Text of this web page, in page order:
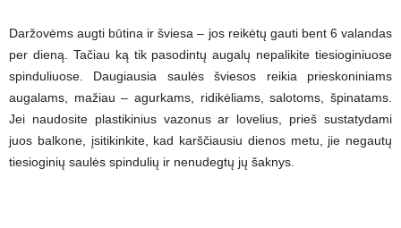
Daržovėms augti būtina ir šviesa – jos reikėtų gauti bent 6 valandas
per dieną. Tačiau ką tik pasodintų augalų nepalikite tiesioginiuose
spinduliuose. Daugiausia saulės šviesos reikia prieskoniniams
augalams, mažiau – agurkams, ridikėliams, salotoms, špinatams.
Jei naudosite plastikinius vazonus ar lovelius, prieš sustatydami
juos balkone, įsitikinkite, kad karščiausiu dienos metu, jie negautų
tiesioginių saulės spindulių ir nenudegtų jų šaknys.